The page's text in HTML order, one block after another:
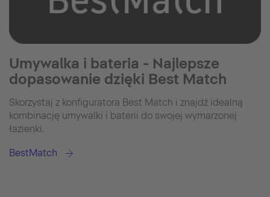
Umywalka i bateria - Najlepsze
dopasowanie dzięki Best Match
Skorzystaj z konfiguratora Best Match i znajdź idealną
kombinację umywalki i baterii do swojej wymarzonej
łazienki.
BestMatch